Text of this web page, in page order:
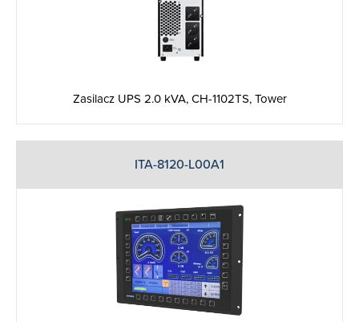
Zasilacz UPS 2.0 kVA, CH-1102TS, Tower
ITA-8120-L00A1